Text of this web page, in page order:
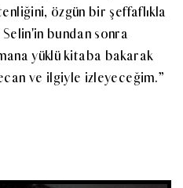
özgün bir şeffaflıkla
bundan sonra
yüklü kitaba bakarak
ve ilgiyle izleyeceğim.”